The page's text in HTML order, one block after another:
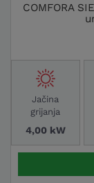
COMFORA
Jačina
grijanja
4,00 kW